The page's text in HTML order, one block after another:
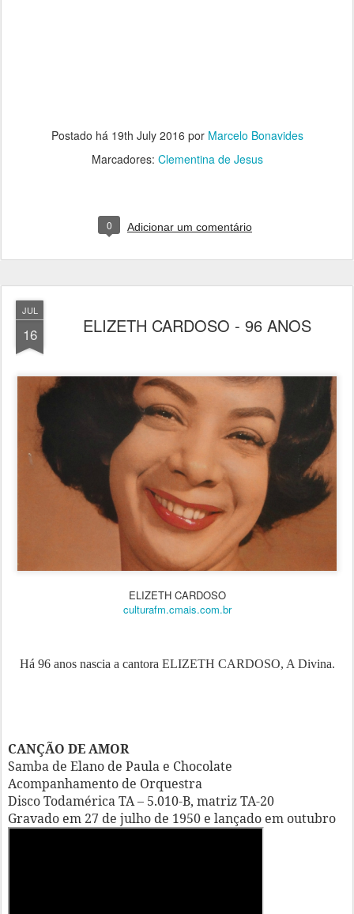
Postado há 19th July 2016 por Marcelo Bonavides
Marcadores: Clementina de Jesus
0 Adicionar um comentário
JUL
16 ELIZETH CARDOSO - 96 ANOS
ELIZETH CARDOSO
culturafm.cmais.com.br
Há 96 anos nascia a cantora ELIZETH CARDOSO, A Divina.
CANÇÃO DE AMOR
Samba de Elano de Paula e Chocolate
Acompanhamento de Orquestra
Disco Todamérica TA – 5.010-B, matriz TA-20
Gravado em 27 de julho de 1950 e lançado em outubro